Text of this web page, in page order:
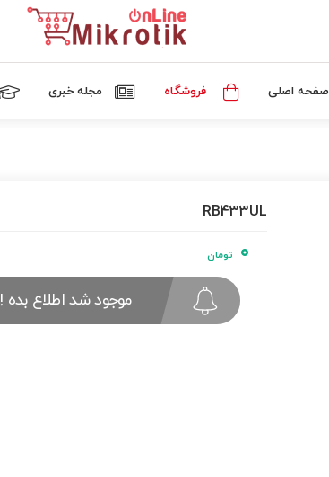
صفحه اصلی فروشگاه مجله خبری
RB433UL
۰ تومان
موجود شد اطلاع بده !